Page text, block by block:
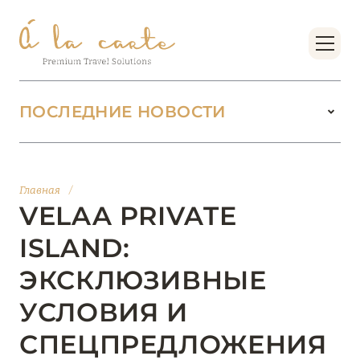
Главная /
VELAA PRIVATE
ISLAND:
ЭКСКЛЮЗИВНЫЕ
УСЛОВИЯ И
СПЕЦПРЕДЛОЖЕНИЯ
ПОСЛЕДНИЕ НОВОСТИ
БУТИК-КУРОРТЫ МАЛЬДИВСКИХ ОСТРОВОВ
01 июня 2026
JUMEIRAH OLHAHALI ISLAND MALDIVES: ВАШ
ОАЗИС ТЕПЛА И ИЗЫСКАННОСТИ